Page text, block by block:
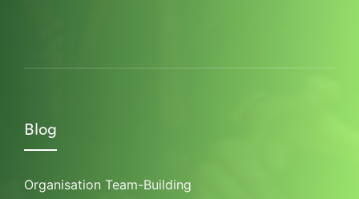
Blog
Organisation Team-Building